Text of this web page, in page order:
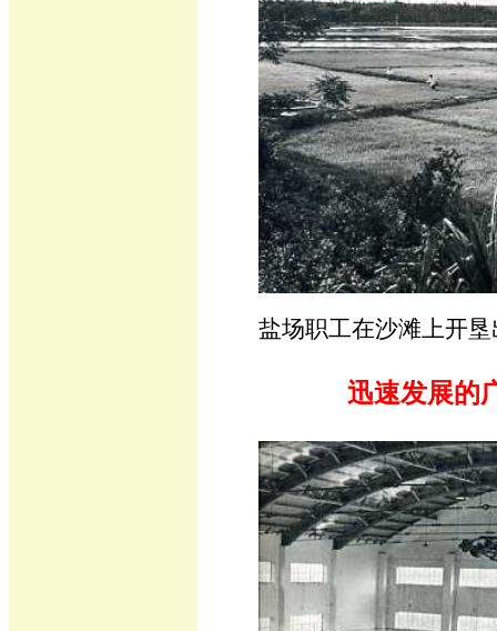
盐场职工在沙滩上开
迅速发展的